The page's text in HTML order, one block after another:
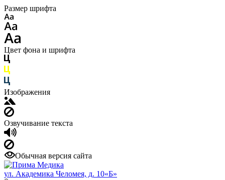
Размер шрифта
Цвет фона и шрифта
Изображения
Озвучивание текста
Обычная версия сайта
ул. Академика Челомея, д. 10«Б»